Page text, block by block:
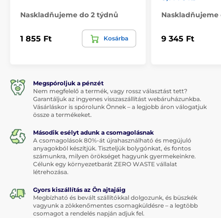
Naskladňujeme do 2 týdnů
1 855 Ft Kosárba
Naskladňujeme
9 345 Ft
Megspóroljuk a pénzét
Nem megfelelő a termék, vagy rossz választást tett?
Garantáljuk az ingyenes visszaszállítást webáruházunkba.
Vásárláskor is spórolunk Önnek – a legjobb áron válogatjuk
össze a termékeket.
Második esélyt adunk a csomagolásnak
A csomagolások 80%-át újrahasználható és megújuló
anyagokból készítjük. Tiszteljük bolygónkat, és fontos
számunkra, milyen örökséget hagyunk gyermekeinkre.
Célunk egy környezetbarát ZERO WASTE vállalat
létrehozása.
Gyors kiszállítás az Ön ajtajáig
Megbízható és bevált szállítókkal dolgozunk, és büszkék
vagyunk a zökkenőmentes csomagküldésre – a legtöbb
csomagot a rendelés napján adjuk fel.